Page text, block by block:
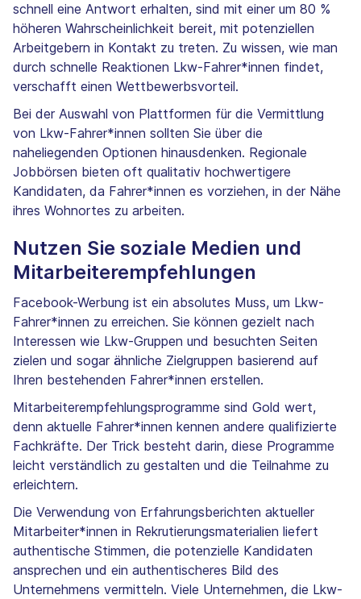
schnell eine Antwort erhalten, sind mit einer um 80 %
höheren Wahrscheinlichkeit bereit, mit potenziellen
Arbeitgebern in Kontakt zu treten. Zu wissen, wie man
durch schnelle Reaktionen Lkw-Fahrer*innen findet,
verschafft einen Wettbewerbsvorteil.
Bei der Auswahl von Plattformen für die Vermittlung
von Lkw-Fahrer*innen sollten Sie über die
naheliegenden Optionen hinausdenken. Regionale
Jobbörsen bieten oft qualitativ hochwertigere
Kandidaten, da Fahrer*innen es vorziehen, in der Nähe
ihres Wohnortes zu arbeiten.
Nutzen Sie soziale Medien und
Mitarbeiterempfehlungen
Facebook-Werbung ist ein absolutes Muss, um Lkw-
Fahrer*innen zu erreichen. Sie können gezielt nach
Interessen wie Lkw-Gruppen und besuchten Seiten
zielen und sogar ähnliche Zielgruppen basierend auf
Ihren bestehenden Fahrer*innen erstellen.
Mitarbeiterempfehlungsprogramme sind Gold wert,
denn aktuelle Fahrer*innen kennen andere qualifizierte
Fachkräfte. Der Trick besteht darin, diese Programme
leicht verständlich zu gestalten und die Teilnahme zu
erleichtern.
Die Verwendung von Erfahrungsberichten aktueller
Mitarbeiter*innen in Rekrutierungsmaterialien liefert
authentische Stimmen, die potenzielle Kandidaten
ansprechen und ein authentischeres Bild des
Unternehmens vermitteln. Viele Unternehmen, die Lkw-